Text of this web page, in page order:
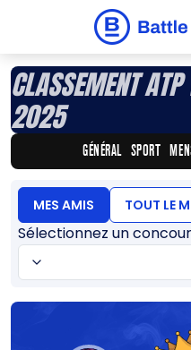
CLASSEMENT
2025
GÉNÉRAL SPORT
MES AMIS TOUT LE
Sélectionnez un